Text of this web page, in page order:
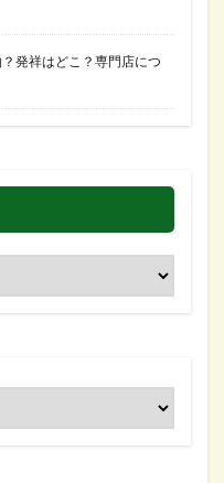
発祥はどこ？専門店につ